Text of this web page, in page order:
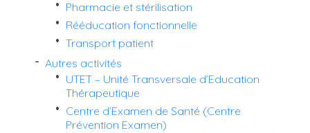
Pharmacie et stérilisation
Rééducation fonctionnelle
Transport patient
Autres activités
UTET – Unité Transversale d’Education
Thérapeutique
Centre d’Examen de Santé (Centre
Prévention Examen)